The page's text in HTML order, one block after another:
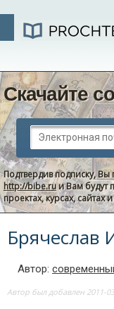
Скачайте
Подтвердив подписку,
http://bibe.ruи Вам будут
проектах, курсах,
Брячеслав
Автор:
Автор был добавлен 2011-